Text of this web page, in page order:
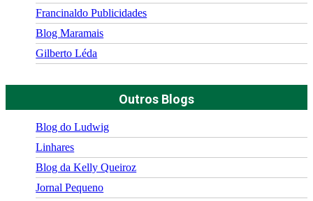
Francinaldo Publicidades
Blog Maramais
Gilberto Léda
Outros Blogs
Blog do Ludwig
Linhares
Blog da Kelly Queiroz
Jornal Pequeno